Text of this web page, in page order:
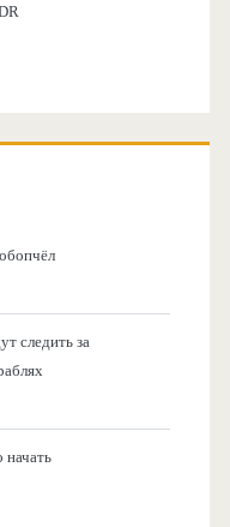
следить за
начать